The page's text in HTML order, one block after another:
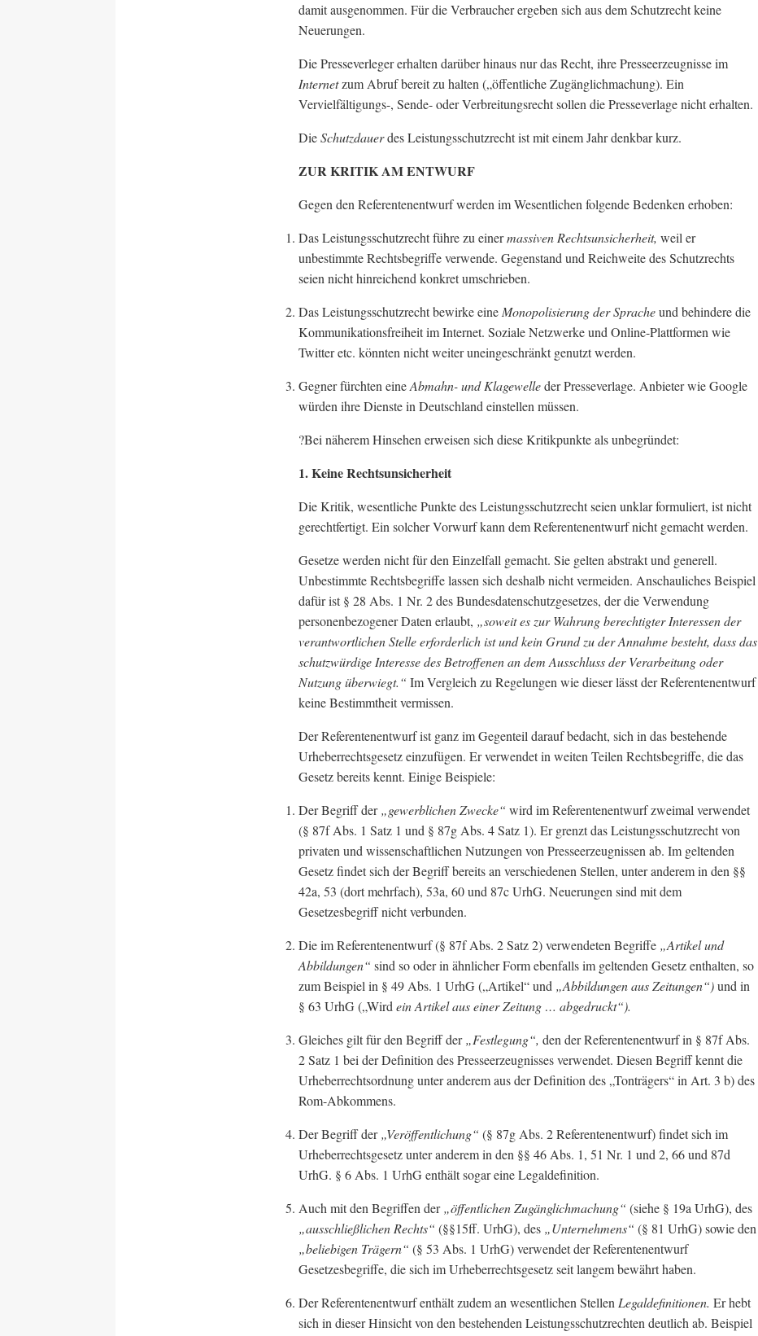
damit ausgenommen. Für die Verbraucher ergeben sich aus dem Schutzrecht keine
Neuerungen.
Die Presseverleger erhalten darüber hinaus nur das Recht, ihre Presseerzeugnisse im
Internetzum Abruf bereit zu halten („öffentliche Zugänglichmachung). Ein
Vervielfältigungs-, Sende- oder Verbreitungsrecht sollen die Presseverlage nicht erhalten.
DieSchutzdauerdes Leistungsschutzrecht ist mit einem Jahr denkbar kurz.
ZUR KRITIK AM ENTWURF
Gegen den Referentenentwurf werden im Wesentlichen folgende Bedenken erhoben:
Das Leistungsschutzrecht führe zu einermassiven Rechtsunsicherheit, weil er
unbestimmte Rechtsbegriffe verwende. Gegenstand und Reichweite des Schutzrechts
seien nicht hinreichend konkret umschrieben.
Das Leistungsschutzrecht bewirke eine Monopolisierung der Spracheund behindere die
Kommunikationsfreiheit im Internet. Soziale Netzwerke und Online-Plattformen wie
Twitter etc. könnten nicht weiter uneingeschränkt genutzt werden.
Gegner fürchten eineAbmahn- und Klagewelleder Presseverlage. Anbieter wie Google
würden ihre Dienste in Deutschland einstellen müssen.
?Bei näherem Hinsehen erweisen sich diese Kritikpunkte als unbegründet:
1. Keine Rechtsunsicherheit
Die Kritik, wesentliche Punkte des Leistungsschutzrecht seien unklar formuliert, ist nicht
gerechtfertigt. Ein solcher Vorwurf kann dem Referentenentwurf nicht gemacht werden.
Gesetze werden nicht für den Einzelfall gemacht. Sie gelten abstrakt und generell.
Unbestimmte Rechtsbegriffe lassen sich deshalb nicht vermeiden. Anschauliches Beispiel
dafür ist § 28 Abs. 1 Nr. 2 des Bundesdatenschutzgesetzes, der die Verwendung
personenbezogener Daten erlaubt, „soweit es zur Wahrung berechtigter Interessen der
verantwortlichen Stelle erforderlich ist und kein Grund zu der Annahme besteht, dass das
schutzwürdige Interesse des Betroffenen an dem Ausschluss der Verarbeitung oder
Nutzung überwiegt.“ Im Vergleich zu Regelungen wie dieser lässt der Referentenentwurf
keine Bestimmtheit vermissen.
Der Referentenentwurf ist ganz im Gegenteil darauf bedacht, sich in das bestehende
Urheberrechtsgesetz einzufügen. Er verwendet in weiten Teilen Rechtsbegriffe, die das
Gesetz bereits kennt. Einige Beispiele:
Der Begriff der„gewerblichen Zwecke“ wird im Referentenentwurf zweimal verwendet
(§ 87f Abs. 1 Satz 1 und § 87g Abs. 4 Satz 1). Er grenzt das Leistungsschutzrecht von
privaten und wissenschaftlichen Nutzungen von Presseerzeugnissen ab. Im geltenden
Gesetz findet sich der Begriff bereits an verschiedenen Stellen, unter anderem in den §§
42a, 53 (dort mehrfach), 53a, 60 und 87c UrhG. Neuerungen sind mit dem
Gesetzesbegriff nicht verbunden.
Die im Referentenentwurf (§ 87f Abs. 2 Satz 2) verwendeten Begriffe „Artikel und
Abbildungen“ sind so oder in ähnlicher Form ebenfalls im geltenden Gesetz enthalten, so
zum Beispiel in § 49 Abs. 1 UrhG („Artikel“ und „Abbildungen aus Zeitungen“)und in
§ 63 UrhG („Wird ein Artikel aus einer Zeitung … abgedruckt“).
Gleiches gilt für den Begriff der„Festlegung“, den der Referentenentwurf in § 87f Abs.
2 Satz 1 bei der Definition des Presseerzeugnisses verwendet. Diesen Begriff kennt die
Urheberrechtsordnung unter anderem aus der Definition des „Tonträgers“ in Art. 3 b) des
Rom-Abkommens.
Der Begriff der„Veröffentlichung“ (§ 87g Abs. 2 Referentenentwurf) findet sich im
Urheberrechtsgesetz unter anderem in den §§ 46 Abs. 1, 51 Nr. 1 und 2, 66 und 87d
UrhG. § 6 Abs. 1 UrhG enthält sogar eine Legaldefinition.
Auch mit den Begriffen der„öffentlichen Zugänglichmachung“ (siehe § 19a UrhG), des
„ausschließlichen Rechts“ (§§15ff. UrhG), des „Unternehmens“ (§ 81 UrhG) sowie den
„beliebigen Trägern“ (§ 53 Abs. 1 UrhG) verwendet der Referentenentwurf
Gesetzesbegriffe, die sich im Urheberrechtsgesetz seit langem bewährt haben.
Der Referentenentwurf enthält zudem an wesentlichen Stellen Legaldefinitionen. Er hebt
sich in dieser Hinsicht von den bestehenden Leistungsschutzrechten deutlich ab. Beispiel